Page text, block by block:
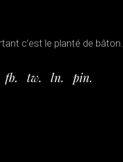
c’est le planté de bâton.
fb. tw. ln. pin.